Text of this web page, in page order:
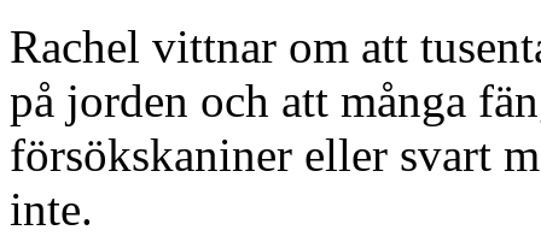
Rachel vittnar om att
på jorden och att många
försökskaniner eller svart
inte.